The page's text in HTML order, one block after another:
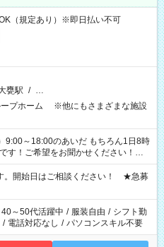
（規定あり）※即日払い不可
甕駅 / …
ープホーム ※他にもさまざまな施設
9:00～18:00のあいだ もちろん1日8時
す！ご希望をお聞かせください！★
な場合も遠慮なくご相談ください。
が必要です
。開始日はご相談ください！ ★急募
40～50代活躍中 / 服装自由 / シフト勤
/ 電話対応なし / パソコンスキル不要